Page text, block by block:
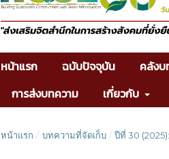
หน้าแรก ฉบับปัจจุบัน คลังบ
การส่งบทความ
เกี่ยวกับ
หน้าแรก / บทความที่จัดเก็บ / ปีที่ 30